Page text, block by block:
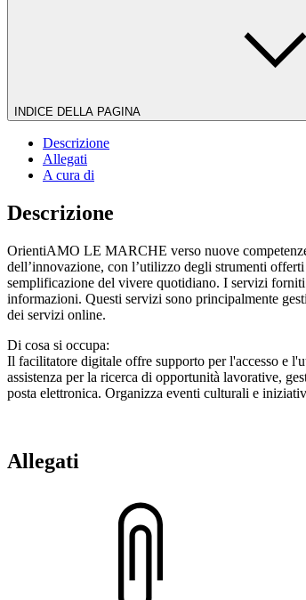
INDICE DELLA PAGINA
Descrizione
Allegati
A cura di
Descrizione
OrientiAMO LE MARCHE verso nuove
dell’innovazione, con l’utilizzo degli strumenti
semplificazione del vivere quotidiano. I servizi
informazioni. Questi servizi sono principalmente
dei servizi online.
Di cosa si occupa:
Il facilitatore digitale offre supporto per l'accesso e
assistenza per la ricerca di opportunità lavorative,
posta elettronica. Organizza eventi culturali e
Allegati